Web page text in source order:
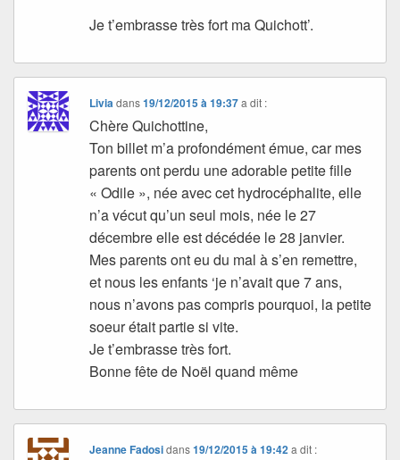
Je t’embrasse très fort ma Quichott’.
Liviadans19/12/2015 à 19:37 a dit :
Chère Quichottine,
Ton billet m’a profondément émue, car mes
parents ont perdu une adorable petite fille
« Odile », née avec cet hydrocéphalite, elle
n’a vécut qu’un seul mois, née le 27
décembre elle est décédée le 28 janvier.
Mes parents ont eu du mal à s’en remettre,
et nous les enfants ‘je n’avait que 7 ans,
nous n’avons pas compris pourquoi, la petite
soeur était partie si vite.
Je t’embrasse très fort.
Bonne fête de Noël quand même
Jeanne Fadosidans19/12/2015 à 19:42 a dit :